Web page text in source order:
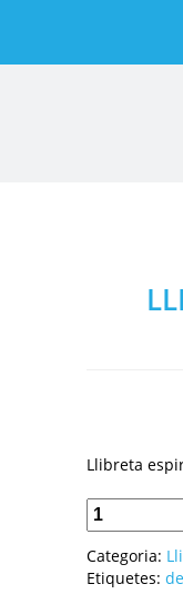
Llibreta
Categoria:
Etiquetes: